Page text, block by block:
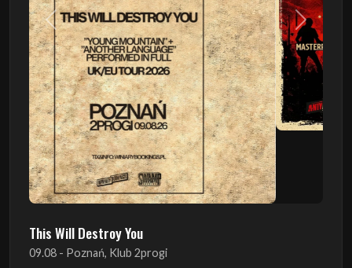
This Will Destroy You
09.08 - Poznań, Klub 2progi
Sound Of The Ages Festival
22.08 - Ćmielów, Zamek Ćmielów